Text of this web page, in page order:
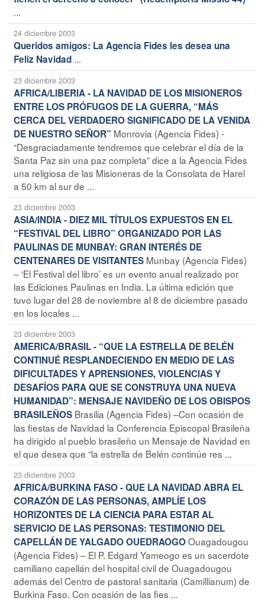
...
24 diciembre 2003
Queridos amigos: La Agencia Fides les desea una
Feliz Navidad ...
23 diciembre 2003
AFRICA/LIBERIA - LA NAVIDAD DE LOS MISIONEROS
ENTRE LOS PRÓFUGOS DE LA GUERRA, “MÁS
CERCA DEL VERDADERO SIGNIFICADO DE LA VENIDA
DE NUESTRO SEÑOR” Monrovia (Agencia Fides) -
“Desgraciadamente tendremos que celebrar el día de la
Santa Paz sin una paz completa” dice a la Agencia Fides
una religiosa de las Misioneras de la Consolata de Harel
a 50 km al sur de ...
23 diciembre 2003
ASIA/INDIA - DIEZ MIL TÍTULOS EXPUESTOS EN EL
“FESTIVAL DEL LIBRO” ORGANIZADO POR LAS
PAULINAS DE MUNBAY: GRAN INTERÉS DE
CENTENARES DE VISITANTES Munbay (Agencia Fides)
– ‘El Festival del libro’ es un evento anual realizado por
las Ediciones Paulinas en India. La última edición que
tuvo lugar del 28 de noviembre al 8 de diciembre pasado
en los locales ...
23 diciembre 2003
AMERICA/BRASIL - “QUE LA ESTRELLA DE BELÉN
CONTINUÉ RESPLANDECIENDO EN MEDIO DE LAS
DIFICULTADES Y APRENSIONES, VIOLENCIAS Y
DESAFÍOS PARA QUE SE CONSTRUYA UNA NUEVA
HUMANIDAD”: MENSAJE NAVIDEÑO DE LOS OBISPOS
BRASILEÑOS Brasilia (Agencia Fides) –Con ocasión de
las fiestas de Navidad la Conferencia Episcopal Brasileña
ha dirigido al pueblo brasileño un Mensaje de Navidad en
el que desea que “la estrella de Belén continúe res ...
23 diciembre 2003
AFRICA/BURKINA FASO - QUE LA NAVIDAD ABRA EL
CORAZÓN DE LAS PERSONAS, AMPLÍE LOS
HORIZONTES DE LA CIENCIA PARA ESTAR AL
SERVICIO DE LAS PERSONAS: TESTIMONIO DEL
CAPELLÁN DE YALGADO OUEDRAOGOOuagadougou
(Agencia Fides) – El P. Edgard Yameogo es un sacerdote
camiliano capellán del hospital civil de Ouagadougou
además del Centro de pastoral sanitaria (Camillianum) de
Burkina Faso. Con ocasión de las fies ...